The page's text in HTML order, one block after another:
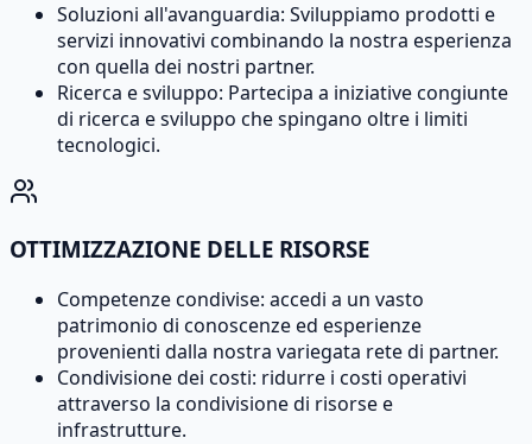
Soluzioni all'avanguardia: Sviluppiamo prodotti e
servizi innovativi combinando la nostra esperienza
con quella dei nostri partner.
Ricerca e sviluppo: Partecipa a iniziative congiunte
di ricerca e sviluppo che spingano oltre i limiti
tecnologici.
OTTIMIZZAZIONE DELLE RISORSE
Competenze condivise: accedi a un vasto
patrimonio di conoscenze ed esperienze
provenienti dalla nostra variegata rete di partner.
Condivisione dei costi: ridurre i costi operativi
attraverso la condivisione di risorse e
infrastrutture.